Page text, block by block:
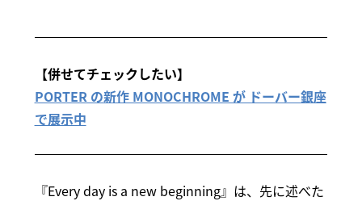
【併せてチェックしたい】
PORTER の新作 MONOCHROME が ドーバー銀座
で展示中
『Every day is a new beginning』は、先に述べた